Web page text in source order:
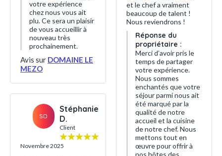
votre expérience
chez nous vous ait
plu. Ce sera un plaisir
de vous accueillir à
nouveau très
prochainement.
Avis sur DOMAINE LE
MEZO
SD
Stéphanie
D.
Client
Novembre 2025
et le chef a vraiment
beaucoup de talent !
Nous reviendrons !
Réponse du
propriétaire :
Merci d’avoir pris le
temps de partager
votre expérience.
Nous sommes
enchantés que votre
séjour parmi nous ait
été marqué par la
qualité de notre
accueil et la cuisine
de notre chef. Nous
mettons tout en
œuvre pour offrir à
nos hôtes des